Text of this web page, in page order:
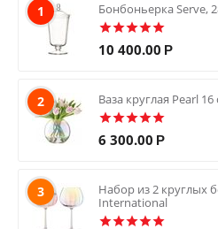
1 Бонбоньерка Serve,
10 400.00 Р
2 Ваза круглая Pearl
6 300.00 Р
3
Набор из 2 круглых
International